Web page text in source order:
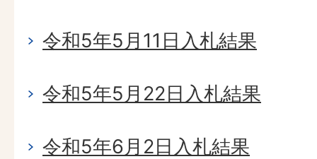
令和5年5月11日入札結果
令和5年5月22日入札結果
令和5年6月2日入札結果